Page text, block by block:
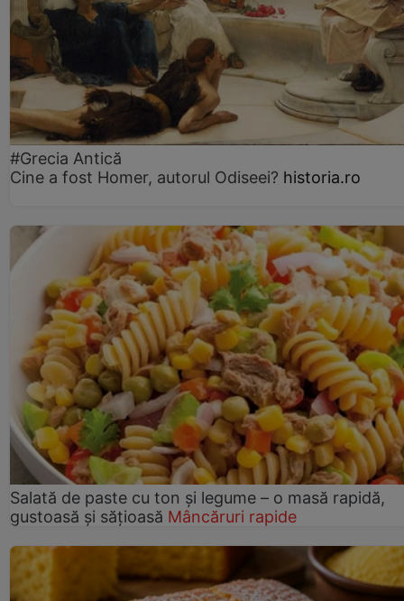
#Grecia Antică
Cine a fost Homer, autorul Odiseei? historia.ro
Salată de paste cu ton și legume – o masă rapidă,
gustoasă și sățioasă Mâncăruri rapide